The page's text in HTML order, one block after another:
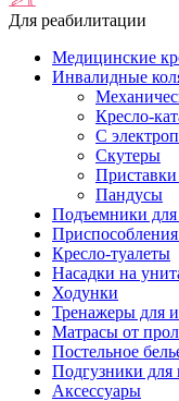
Для реабилитации
Медицинские
Инвалидные
Кресло-
С
Скутеры
Приставки
Пандусы
Подъемники
Кресло-туалеты
Насадки на
Ходунки
Тренажеры для
Матрасы от
Постельное
Подгузники для
Аксессуары